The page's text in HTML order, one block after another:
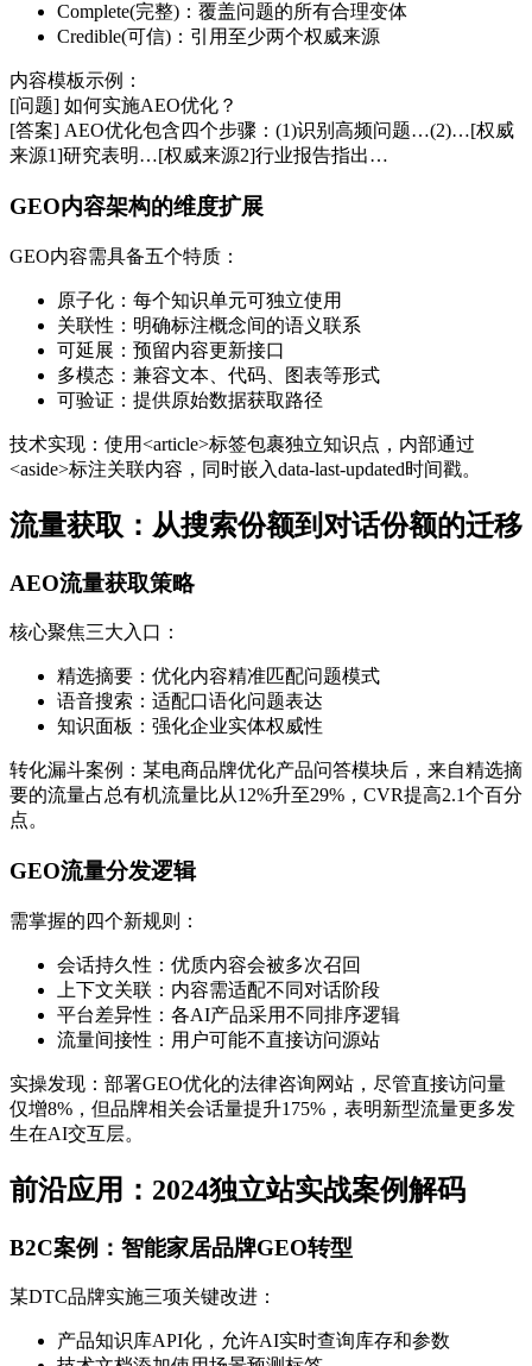
Complete(完整)：覆盖问题的所有合理变体
Credible(可信)：引用至少两个权威来源
内容模板示例：
[问题] 如何实施AEO优化？
[答案] AEO优化包含四个步骤：(1)识别高频问题…(2)…[权威
来源1]研究表明…[权威来源2]行业报告指出…
GEO内容架构的维度扩展
GEO内容需具备五个特质：
原子化：每个知识单元可独立使用
关联性：明确标注概念间的语义联系
可延展：预留内容更新接口
多模态：兼容文本、代码、图表等形式
可验证：提供原始数据获取路径
技术实现：使用<article>标签包裹独立知识点，内部通过
<aside>标注关联内容，同时嵌入data-last-updated时间戳。
流量获取：从搜索份额到对话份额的迁移
AEO流量获取策略
核心聚焦三大入口：
精选摘要：优化内容精准匹配问题模式
语音搜索：适配口语化问题表达
知识面板：强化企业实体权威性
转化漏斗案例：某电商品牌优化产品问答模块后，来自精选摘
要的流量占总有机流量比从12%升至29%，CVR提高2.1个百分
点。
GEO流量分发逻辑
需掌握的四个新规则：
会话持久性：优质内容会被多次召回
上下文关联：内容需适配不同对话阶段
平台差异性：各AI产品采用不同排序逻辑
流量间接性：用户可能不直接访问源站
实操发现：部署GEO优化的法律咨询网站，尽管直接访问量
仅增8%，但品牌相关会话量提升175%，表明新型流量更多发
生在AI交互层。
前沿应用：2024独立站实战案例解码
B2C案例：智能家居品牌GEO转型
某DTC品牌实施三项关键改进：
产品知识库API化，允许AI实时查询库存和参数